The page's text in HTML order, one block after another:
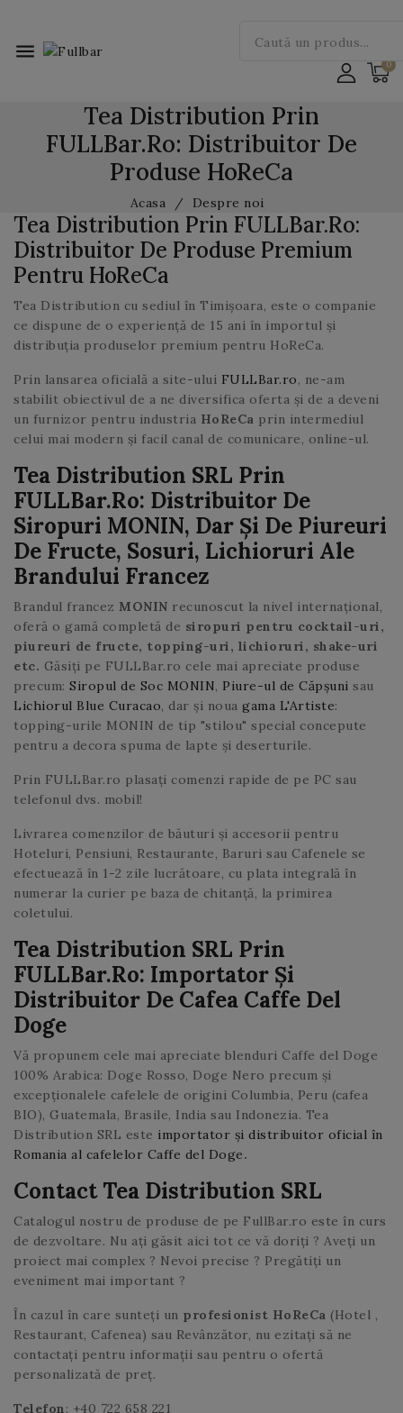
menu
Tea Distribution Prin
FULLBar.ro: Distribuitor De
Produse HoReCa
Acasa Despre noi
Tea Distribution Prin FULLBar.ro:
Distribuitor De Produse Premium
Pentru HoReCa
Tea Distribution cu sediul în Timișoara, este o companie
ce dispune de o experiență de 15 ani în importul și
distribuția produselor premium pentru HoReCa.
Prin lansarea oficială a site-ului FULLBar.ro, ne-am
stabilit obiectivul de a ne diversifica oferta și de a deveni
un furnizor pentru industria HoReCa prin intermediul
celui mai modern și facil canal de comunicare, online-ul.
Tea Distribution SRL Prin
FULLBar.ro: Distribuitor De
Siropuri MONIN, Dar Și De Piureuri
De Fructe, Sosuri, Lichioruri Ale
Brandului Francez
Brandul francez MONIN recunoscut la nivel internațional,
oferă o gamă completă de siropuri pentru cocktail-uri,
piureuri de fructe, topping-uri, lichioruri, shake-uri
etc. Găsiți pe FULLBar.ro cele mai apreciate produse
precum: Siropul de Soc MONIN, Piure-ul de Căpșuni sau
Lichiorul Blue Curacao, dar și noua gama L'Artiste:
topping-urile MONIN de tip "stilou" special concepute
pentru a decora spuma de lapte și deserturile.
Prin FULLBar.ro plasați comenzi rapide de pe PC sau
telefonul dvs. mobil!
Livrarea comenzilor de băuturi și accesorii pentru
Hoteluri, Pensiuni, Restaurante, Baruri sau Cafenele se
efectuează în 1-2 zile lucrătoare, cu plata integrală în
numerar la curier pe baza de chitanță, la primirea
coletului.
Tea Distribution SRL Prin
FULLBar.ro: Importator Și
Distribuitor De Cafea Caffe Del
Doge
Vă propunem cele mai apreciate blenduri Caffe del Doge
100% Arabica: Doge Rosso, Doge Nero precum și
excepționalele cafelele de origini Columbia, Peru (cafea
BIO), Guatemala, Brasile, India sau Indonezia. Tea
Distribution SRL este importator și distribuitor oficial în
Romania al cafelelor Caffe del Doge.
Contact Tea Distribution SRL
Catalogul nostru de produse de pe FullBar.ro este în curs
de dezvoltare. Nu ați găsit aici tot ce vă doriți ? Aveți un
proiect mai complex ? Nevoi precise ? Pregătiți un
eveniment mai important ?
În cazul în care sunteți un profesionist HoReCa (Hotel ,
Restaurant, Cafenea) sau Revânzător, nu ezitați să ne
contactați pentru informații sau pentru o ofertă
personalizată de preț.
Telefon: +40 722 658 221